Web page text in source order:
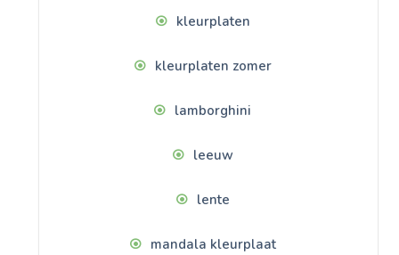
kleurplaten
kleurplaten zomer
lamborghini
leeuw
lente
mandala kleurplaat